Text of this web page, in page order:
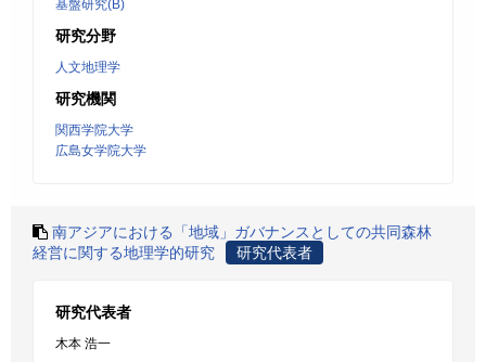
基盤研究(B)
研究分野
人文地理学
研究機関
関西学院大学
広島女学院大学
南アジアにおける「地域」ガバナンスとしての共同森林
経営に関する地理学的研究
研究代表者
研究代表者
木本 浩一